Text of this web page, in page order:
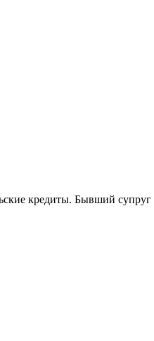
кредиты. Бывший